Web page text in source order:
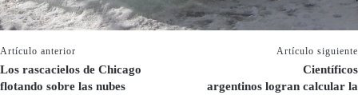
Artículo anterior
Los rascacielos de Chicago
flotando sobre las nubes
Artículo siguiente
Científicos
argentinos logran calcular la